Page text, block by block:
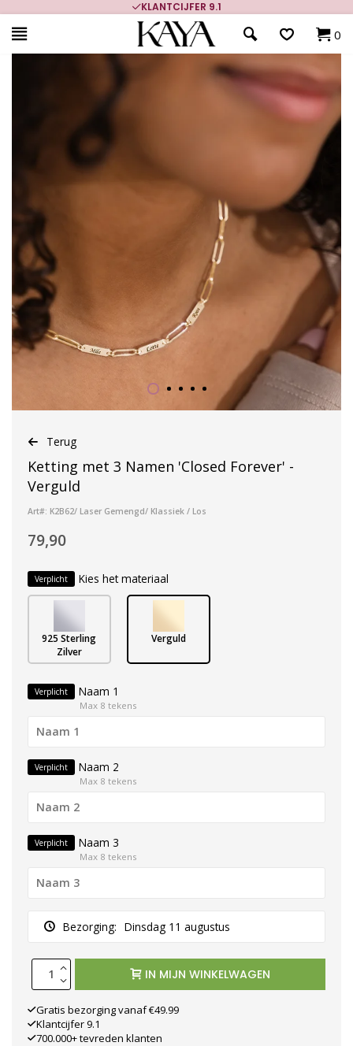
KLANTCIJFER 9.1
0
Terug
Ketting met 3 Namen 'Closed Forever' -
Verguld
Art#: K2B62/ Laser Gemengd/ Klassiek / Los
79,90
Verplicht Kies het materiaal
925 Sterling
Zilver
Verguld
Verplicht Naam 1
Max 8 tekens
Verplicht Naam 2
Max 8 tekens
Verplicht Naam 3
Max 8 tekens
Bezorging: Dinsdag 11 augustus
IN MIJN WINKELWAGEN
Gratis bezorging vanaf €49.99
Klantcijfer 9.1
700.000+ tevreden klanten